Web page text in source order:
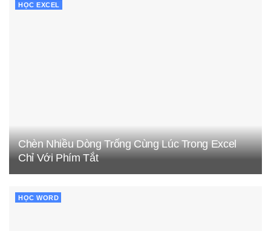
HỌC EXCEL
Chèn Nhiều Dòng Trống Cùng Lúc Trong Excel
Chỉ Với Phím Tắt
HỌC WORD